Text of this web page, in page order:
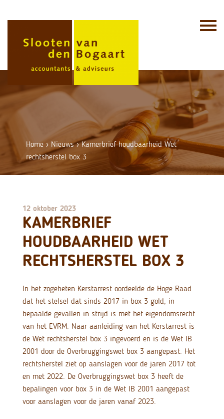
Home › Nieuws›Kamerbrief houdbaarheid Wet
rechtsherstel box 3
12 oktober 2023
KAMERBRIEF
HOUDBAARHEID WET
RECHTSHERSTEL BOX 3
In het zogeheten Kerstarrest oordeelde de Hoge Raad
dat het stelsel dat sinds 2017 in box 3 gold, in
bepaalde gevallen in strijd is met het eigendomsrecht
van het EVRM. Naar aanleiding van het Kerstarrest is
de Wet rechtsherstel box 3 ingevoerd en is de Wet IB
2001 door de Overbruggingswet box 3 aangepast. Het
rechtsherstel ziet op aanslagen voor de jaren 2017 tot
en met 2022. De Overbruggingswet box 3 heeft de
bepalingen voor box 3 in de Wet IB 2001 aangepast
voor aanslagen voor de jaren vanaf 2023.